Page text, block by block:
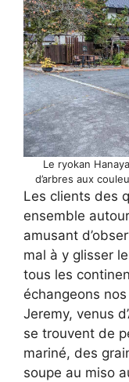
Le ryokan
d’arbres aux
Les clients des
ensemble
amusant
mal à y glisser
tous les
échangeons
Jeremy, venus
se trouvent de
mariné, des
soupe au miso